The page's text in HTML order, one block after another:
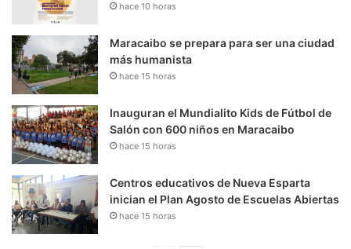
hace 10 horas
Maracaibo se prepara para ser una ciudad
más humanista
hace 15 horas
Inauguran el Mundialito Kids de Fútbol de
Salón con 600 niños en Maracaibo
hace 15 horas
Centros educativos de Nueva Esparta
inician el Plan Agosto de Escuelas Abiertas
hace 15 horas